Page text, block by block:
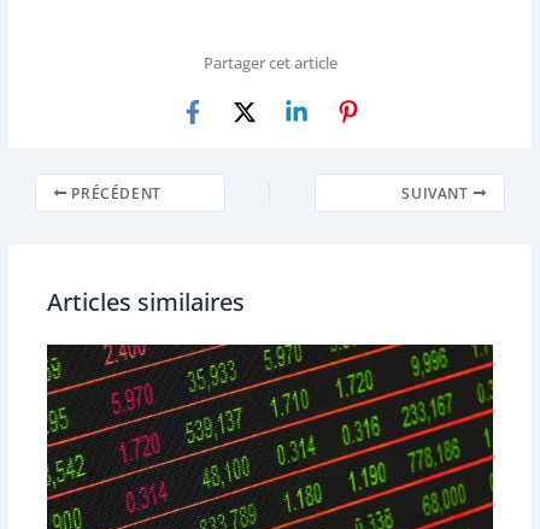
Partager cet article
PRÉCÉDENT SUIVANT
Articles similaires